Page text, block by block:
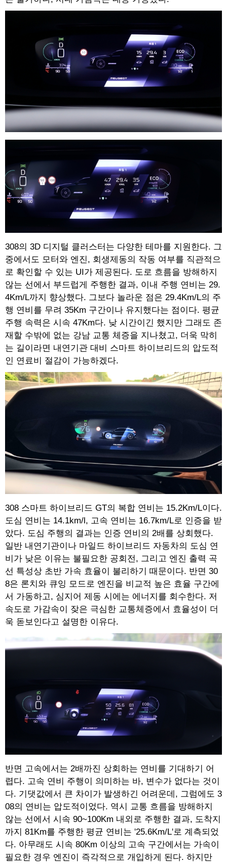
308의 3D 디지털 클러스터는 다양한 테마를 지원한다. 그
중에서도 모터와 엔진, 회생제동의 작동 여부를 직관적으
로 확인할 수 있는 UI가 제공된다. 도로 흐름을 방해하지
않는 선에서 부드럽게 주행한 결과, 이내 주행 연비는 29.
4Km/L까지 향상했다. 그보다 놀라운 점은 29.4Km/L의 주
행 연비를 무려 35Km 구간이나 유지했다는 점이다. 평균
주행 속력은 시속 47Km다. 낮 시간이긴 했지만 그래도 존
재할 수밖에 없는 강남 교통 체증을 지나쳤고, 더욱 막히
는 길이라면 내연기관 대비 스마트 하이브리드의 압도적
인 연료비 절감이 가능하겠다.
308 스마트 하이브리드 GT의 복합 연비는 15.2Km/L이다.
도심 연비는 14.1km/l, 고속 연비는 16.7km/L로 인증을 받
았다. 도심 주행의 결과는 인증 연비의 2배를 상회했다.
일반 내연기관이나 마일드 하이브리드 자동차의 도심 연
비가 낮은 이유는 불필요한 공회전, 그리고 엔진 출력 곡
선 특성상 초반 가속 효율이 불리하기 때문이다. 반면 30
8은 론치와 큐잉 모드로 엔진을 비교적 높은 효율 구간에
서 가동하고, 심지어 제동 시에는 에너지를 회수한다. 저
속도로 가감속이 잦은 극심한 교통체증에서 효율성이 더
욱 돋보인다고 설명한 이유다.
반면 고속에서는 2배까진 상회하는 연비를 기대하기 어
렵다. 고속 연비 주행이 의미하는 바, 변수가 없다는 것이
다. 기댓값에서 큰 차이가 발생하긴 어려운데, 그럼에도 3
08의 연비는 압도적이었다. 역시 교통 흐름을 방해하지
않는 선에서 시속 90~100Km 내외로 주행한 결과, 도착지
까지 81Km를 주행한 평균 연비는 '25.6Km/L'로 계측되었
다. 아무래도 시속 80Km 이상의 고속 구간에서는 가속이
필요한 경우 엔진이 즉각적으로 개입하게 된다. 하지만